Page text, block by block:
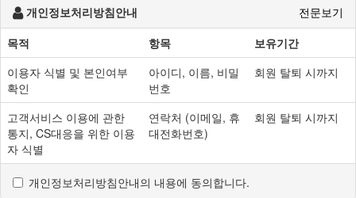
이용하여 재화 등을 거래할 수 있도록 설정한 가상의
영업장을 말하며, 아울러 사이버몰을 운영하는 사업자의
의미로도 사용합니다.
"이용자"란 "몰"에 접속하여 이 약관에 따라 "몰"이 제공하는
서비스를 받는 회원 및 비회원을 말합니다.
'회원'이라 함은 “몰”에 회원등록을 한 자로서, 계속적으로
"몰"이 제공하는 서비스를 이용할 수 있는 자를 말합니다.
'비회원'이라 함은 회원에 가입하지 않고 "몰"이 제공하는
제3조 약관 등의 명시와 설명 및 개정
전문보기
개인정보처리방침안내
목적
항목
보유기간
이용자 식별 및 본인여부
확인
아이디, 이름, 비밀
번호
회원 탈퇴 시까지
고객서비스 이용에 관한
통지, CS대응을 위한 이용
자 식별
연락처 (이메일, 휴
대전화번호)
회원 탈퇴 시까지
개인정보처리방침안내의 내용에 동의합니다.